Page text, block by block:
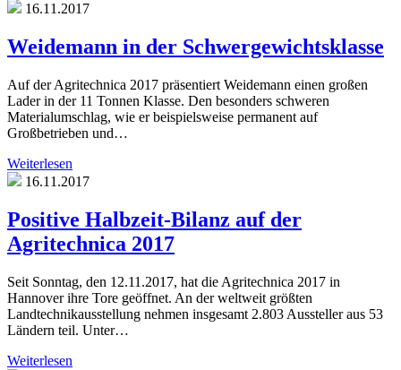
16.11.2017
Weidemann in der Schwergewichtsklasse
Auf der Agritechnica 2017 präsentiert Weidemann einen großen
Lader in der 11 Tonnen Klasse. Den besonders schweren
Materialumschlag, wie er beispielsweise permanent auf
Großbetrieben und…
Weiterlesen
16.11.2017
Positive Halbzeit-Bilanz auf der
Agritechnica 2017
Seit Sonntag, den 12.11.2017, hat die Agritechnica 2017 in
Hannover ihre Tore geöffnet. An der weltweit größten
Landtechnikausstellung nehmen insgesamt 2.803 Aussteller aus 53
Ländern teil. Unter…
Weiterlesen